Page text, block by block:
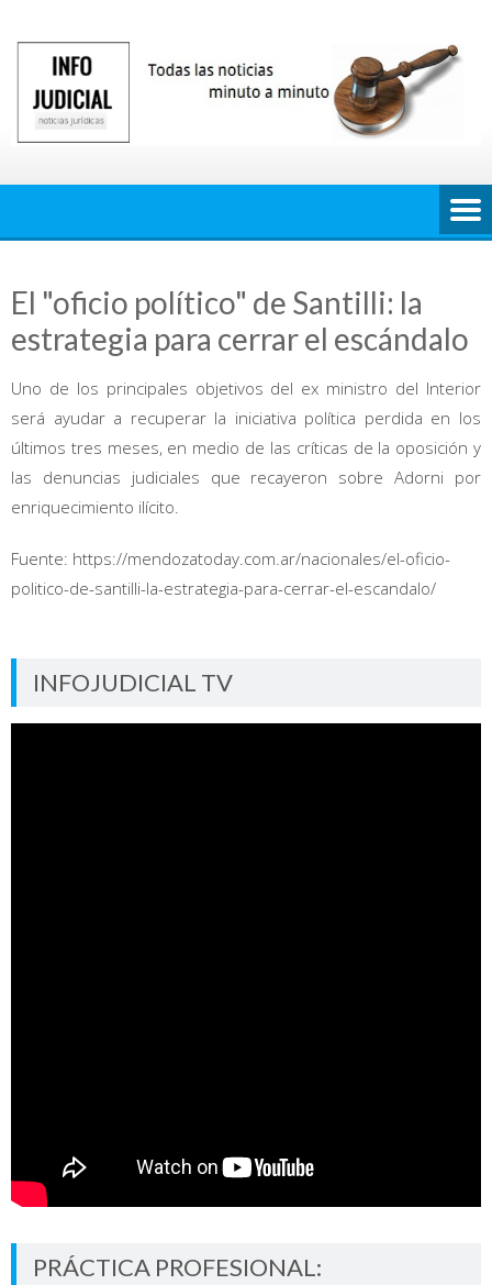
contenido
El "oficio político" de Santilli: la
estrategia para cerrar el escándalo
Uno de los principales objetivos del ex ministro del Interior
será ayudar a recuperar la iniciativa política perdida en los
últimos tres meses, en medio de las críticas de la oposición y
las denuncias judiciales que recayeron sobre Adorni por
enriquecimiento ilícito.
Fuente: https://mendozatoday.com.ar/nacionales/el-oficio-
politico-de-santilli-la-estrategia-para-cerrar-el-escandalo/
INFOJUDICIAL TV
PRÁCTICA PROFESIONAL: